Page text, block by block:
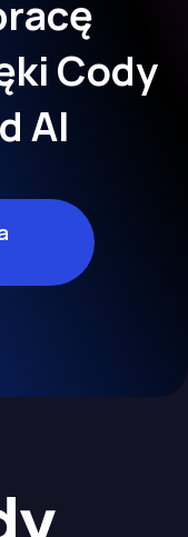
Cody
AI